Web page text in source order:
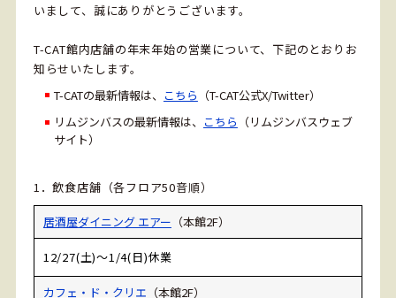
いまして、誠にありがとうございます。
T-CAT館内店舗の年末年始の営業について、下記のとおりお
知らせいたします。
T-CATの最新情報は、 こちら （T-CAT公式X/Twitter）
リムジンバスの最新情報は、 こちら （リムジンバスウェブ
サイト）
1．飲食店舗（各フロア50音順）
居酒屋ダイニング エアー （本館2F）
12/27(土)～1/4(日)休業
カフェ・ド・クリエ （本館2F）